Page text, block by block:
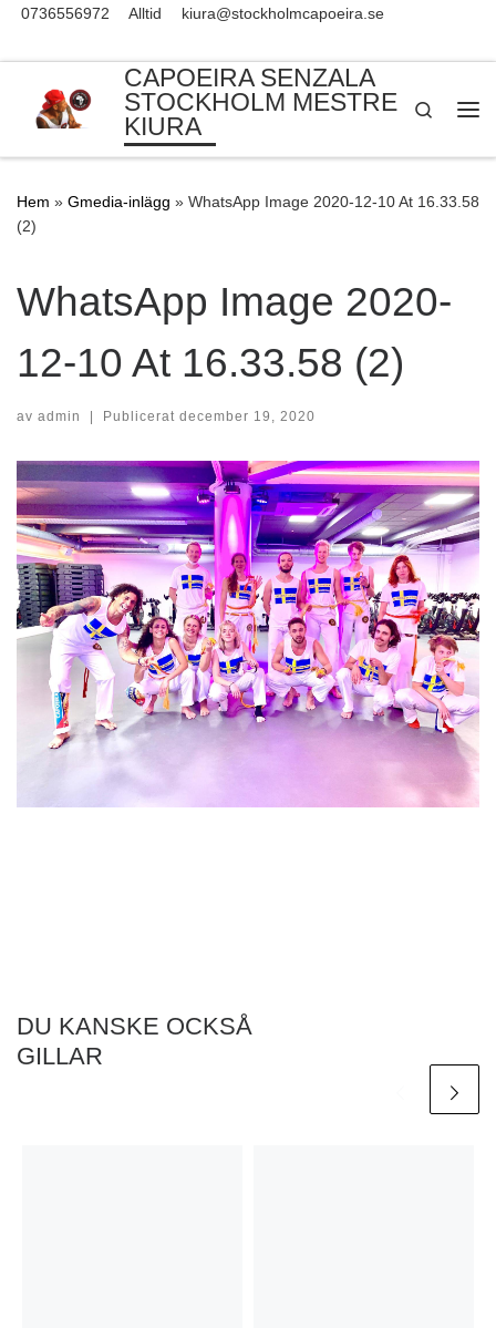
0736556972 Alltid kiura@stockholmcapoeira.se
CAPOEIRA SENZALA
STOCKHOLM MESTRE
KIURA
Search
Hem » Gmedia-inlägg » WhatsApp Image 2020-12-10 At 16.33.58
(2)
WhatsApp Image 2020-
12-10 At 16.33.58 (2)
av admin | Publicerat december 19, 2020
DU KANSKE OCKSÅ
GILLAR